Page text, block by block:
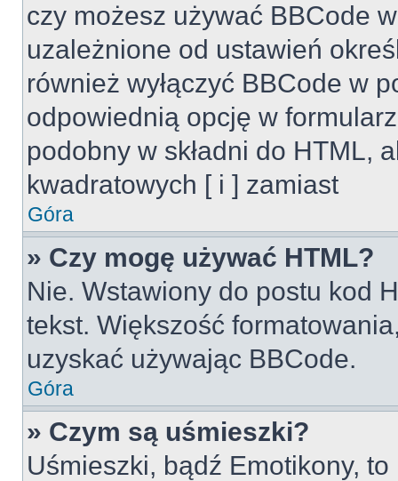
czy możesz używać BBCode
uzależnione od ustawień
również wyłączyć BBCode w
odpowiednią opcję w
podobny w składni do HTML,
kwadratowych [ i ] zamiast
Góra
» Czy mogę używać HTML?
Nie. Wstawiony do postu kod
tekst. Większość
uzyskać używając BBCode.
Góra
» Czym są uśmieszki?
Uśmieszki, bądź Emotikony,